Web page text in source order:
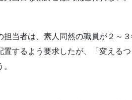
当者は、素人同然の職員が２～
置するよう要求したが、「変える